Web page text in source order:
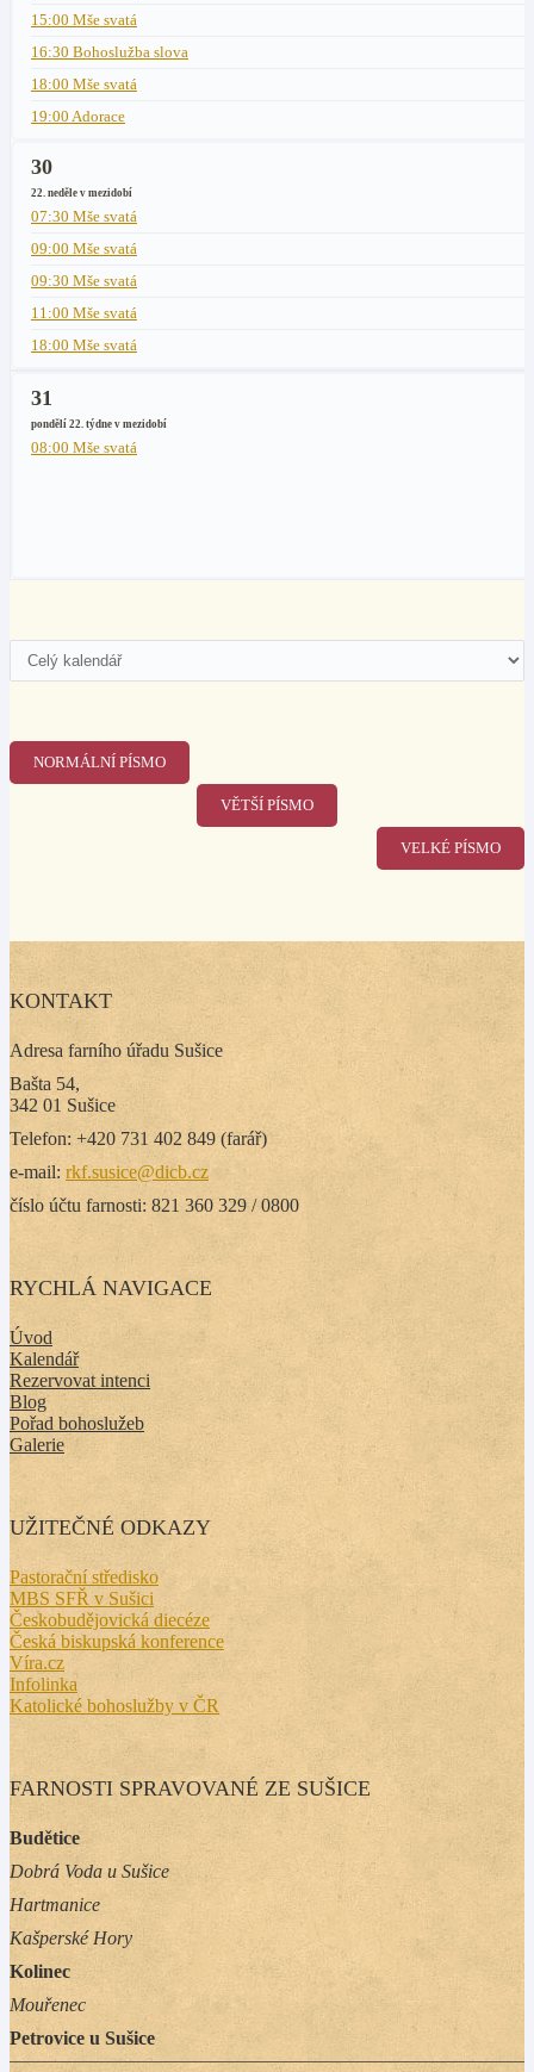
15:00 Mše svatá
16:30 Bohoslužba slova
18:00 Mše svatá
19:00 Adorace
30
22. neděle v mezidobí
07:30 Mše svatá
09:00 Mše svatá
09:30 Mše svatá
11:00 Mše svatá
18:00 Mše svatá
31
pondělí 22. týdne v mezidobí
08:00 Mše svatá
NORMÁLNÍ PÍSMO
VĚTŠÍ PÍSMO
VELKÉ PÍSMO
KONTAKT
Adresa farního úřadu Sušice
Bašta 54,
342 01 Sušice
Telefon: +420 731 402 849 (farář)
e-mail: rkf.susice@dicb.cz
číslo účtu farnosti: 821 360 329 / 0800
RYCHLÁ NAVIGACE
Úvod
Kalendář
Rezervovat intenci
Blog
Pořad bohoslužeb
Galerie
UŽITEČNÉ ODKAZY
Pastorační středisko
MBS SFŘ v Sušici
Českobudějovická diecéze
Česká biskupská konference
Víra.cz
Infolinka
Katolické bohoslužby v ČR
FARNOSTI SPRAVOVANÉ ZE SUŠICE
Budětice
Dobrá Voda u Sušice
Hartmanice
Kašperské Hory
Kolinec
Mouřenec
Petrovice u Sušice